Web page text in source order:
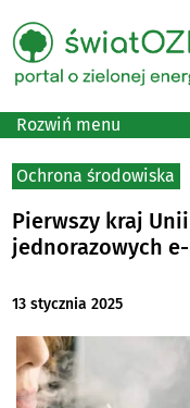
Rozwiń menu
Ochrona środowiska
Pierwszy kraj
jednorazowych
13 stycznia 2025